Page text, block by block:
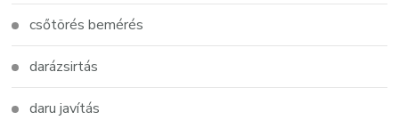
csőtörés bemérés
darázsirtás
daru javítás